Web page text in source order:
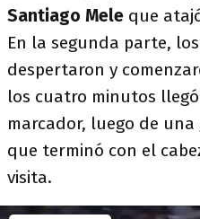
Santiago Mele que
En la segunda parte,
despertaron y
los cuatro minutos
marcador, luego de
que terminó con el
visita.